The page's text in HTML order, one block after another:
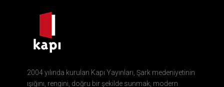
2004 yılında kurulan Kapı Yayınları, Şark medeniyetinin
ışığını, rengini, doğru bir şekilde sunmak, modern